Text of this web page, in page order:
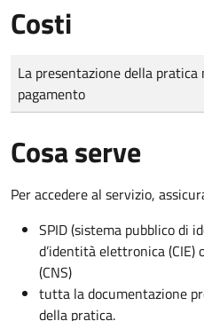
Costi
Tipo di pagamento
Importo
La presentazione della pratica
pagamento
Cosa serve
Per accedere al servizio,
SPID (sistema pubblico di
d’identità elettronica (CIE)
(CNS)
tutta la documentazione
della pratica.